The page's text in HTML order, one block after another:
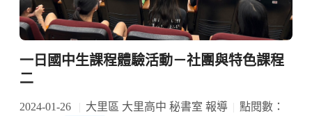
一日國中生課程體驗活動－社團與特色課程
二
2024-01-26 大里區 大里高中 秘書室 報導
點閱數：